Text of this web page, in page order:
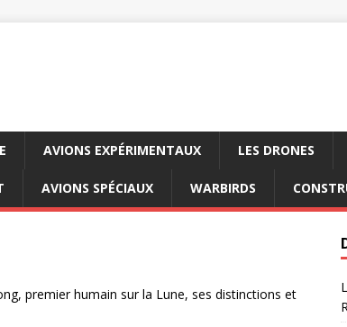
AVIONS EXPÉRIMENTAUX LES DRONES
AVIONS SPÉCIAUX WARBIRDS
premier humain sur la Lune, ses distinctions et